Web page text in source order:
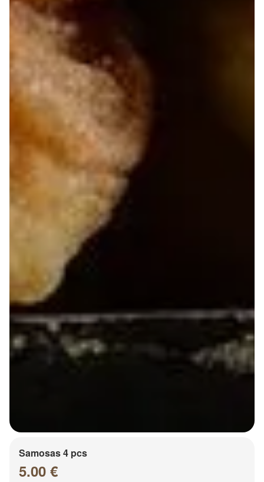
Samosas 4 pcs
5.00 €